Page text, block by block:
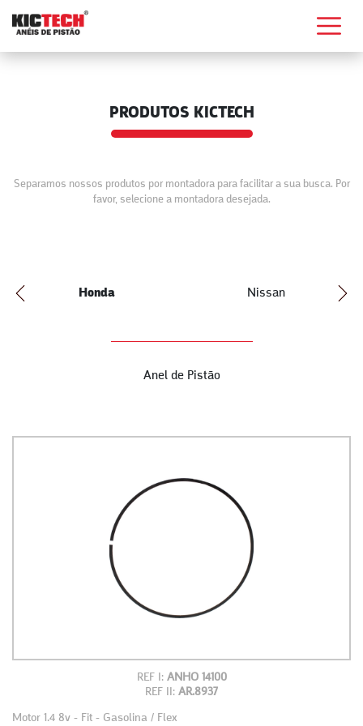
PRODUTOS KICTECH
Separamos nossos produtos por montadora para facilitar a sua busca. Por
favor, selecione a montadora desejada.
Honda Nissan
Anel de Pistão
REF I: ANHO 14100
REF II: AR.8937
Motor 1.4 8v - Fit - Gasolina / Flex